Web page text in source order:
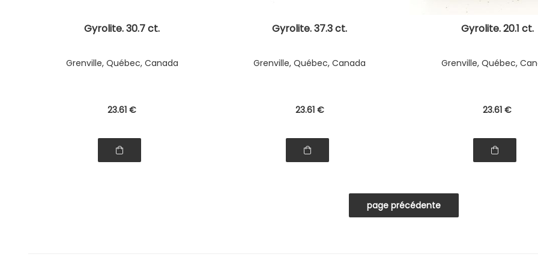
Gyrolite. 30.7 ct.
Grenville, Québec, Canada
23.61 €
Gyrolite. 37.3 ct.
Grenville, Québec, Canada
23.61 €
Gyrolite. 20.1 ct.
Grenville, Québec,
23.61 €